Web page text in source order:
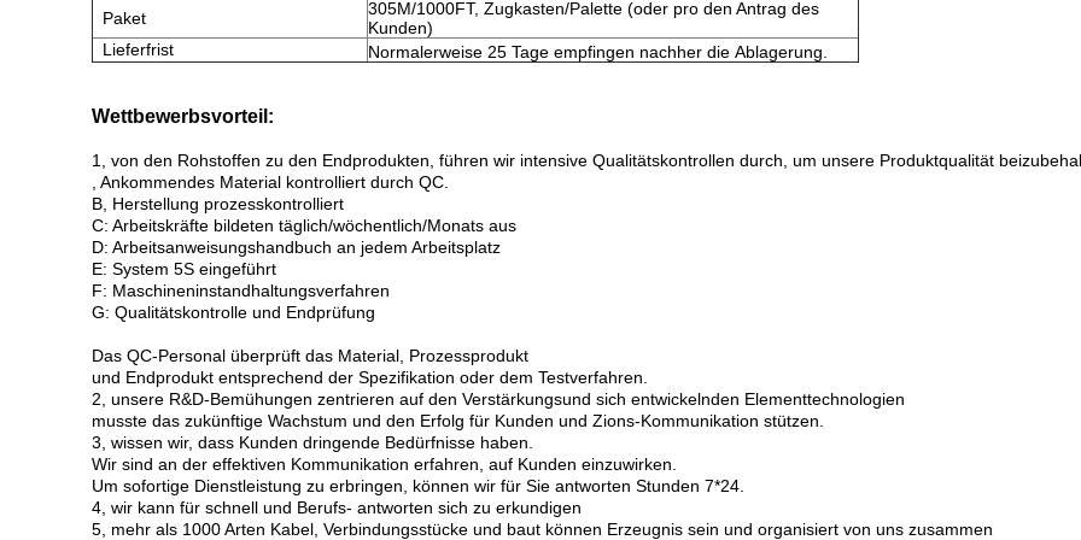
Paket
305M/1000FT, Zugkasten/Palette (oder pro den Antrag des
Kunden)
Lieferfrist
Normalerweise 25 Tage empfingen nachher die Ablagerung.
Wettbewerbsvorteil:
1, von den Rohstoffen zu den Endprodukten, führen wir intensive Qualitätskontrollen durch, um unsere Produktqualität
, Ankommendes Material kontrolliert durch QC.
B, Herstellung prozesskontrolliert
C: Arbeitskräfte bildeten täglich/wöchentlich/Monats aus
D: Arbeitsanweisungshandbuch an jedem Arbeitsplatz
E: System 5S eingeführt
F: Maschineninstandhaltungsverfahren
G: Qualitätskontrolle und Endprüfung
Das QC-Personal überprüft das Material, Prozessprodukt
und Endprodukt entsprechend der Spezifikation oder dem Testverfahren.
2, unsere R&D-Bemühungen zentrieren auf den Verstärkungsund sich entwickelnden Elementtechnologien
musste das zukünftige Wachstum und den Erfolg für Kunden und Zions-Kommunikation stützen.
3, wissen wir, dass Kunden dringende Bedürfnisse haben.
Wir sind an der effektiven Kommunikation erfahren, auf Kunden einzuwirken.
Um sofortige Dienstleistung zu erbringen, können wir für Sie antworten Stunden 7*24.
4, wir kann für schnell und Berufs- antworten sich zu erkundigen
5, mehr als 1000 Arten Kabel, Verbindungsstücke und baut können Erzeugnis sein und organisiert von uns zusammen